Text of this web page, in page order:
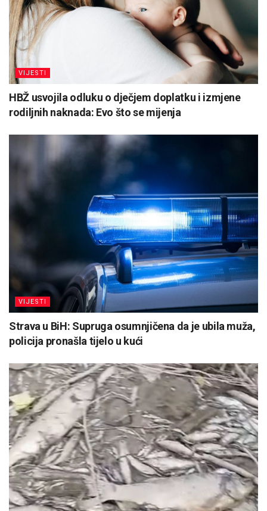
VIJESTI
HBŽ usvojila odluku o dječjem doplatku i izmjene
rodiljnih naknada: Evo što se mijenja
VIJESTI
Strava u BiH: Supruga osumnjičena da je ubila muža,
policija pronašla tijelo u kući